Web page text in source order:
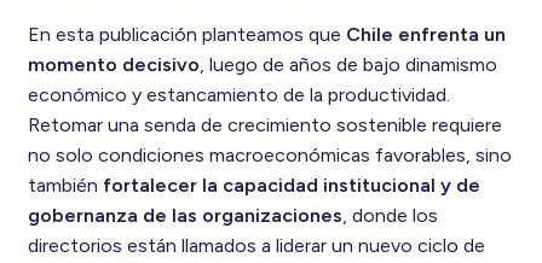
En esta publicación planteamos que Chile enfrenta un
momento decisivo, luego de años de bajo dinamismo
económico y estancamiento de la productividad.
Retomar una senda de crecimiento sostenible requiere
no solo condiciones macroeconómicas favorables, sino
también fortalecer la capacidad institucional y de
gobernanza de las organizaciones, donde los
directorios están llamados a liderar un nuevo ciclo de